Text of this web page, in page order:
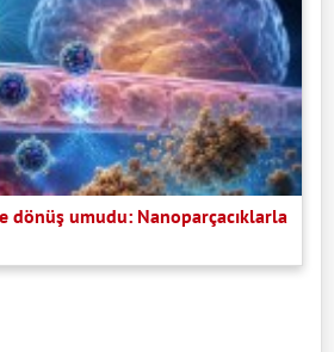
dönüş umudu: Nanoparçacıklarla